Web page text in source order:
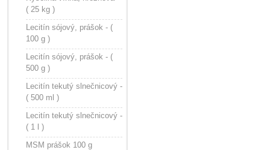
( 25 kg )
Lecitín sójový, prášok - (
100 g )
Lecitín sójový, prášok - (
500 g )
Lecitín tekutý slnečnicový -
( 500 ml )
Lecitín tekutý slnečnicový -
( 1 l )
MSM prášok 100 g